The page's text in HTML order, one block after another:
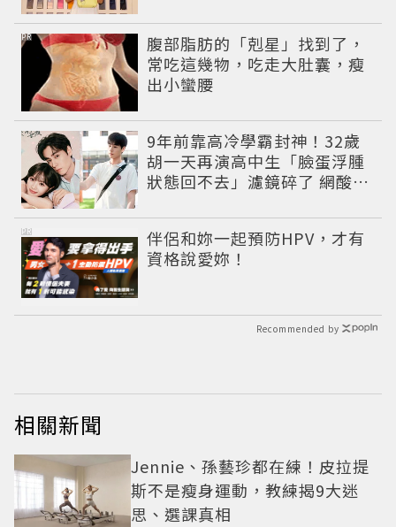
腹部脂肪的「剋星」找到了，
常吃這幾物，吃走大肚囊，瘦
出小蠻腰
PR
9年前靠高冷學霸封神！32歲
胡一天再演高中生「臉蛋浮腫
狀態回不去」濾鏡碎了 網酸：
伴侶和妳一起預防HPV，才有
資格說愛妳！
PR
Recommended by
相關新聞
Jennie、孫藝珍都在練！皮拉提
斯不是瘦身運動，教練揭9大迷
思、選課真相